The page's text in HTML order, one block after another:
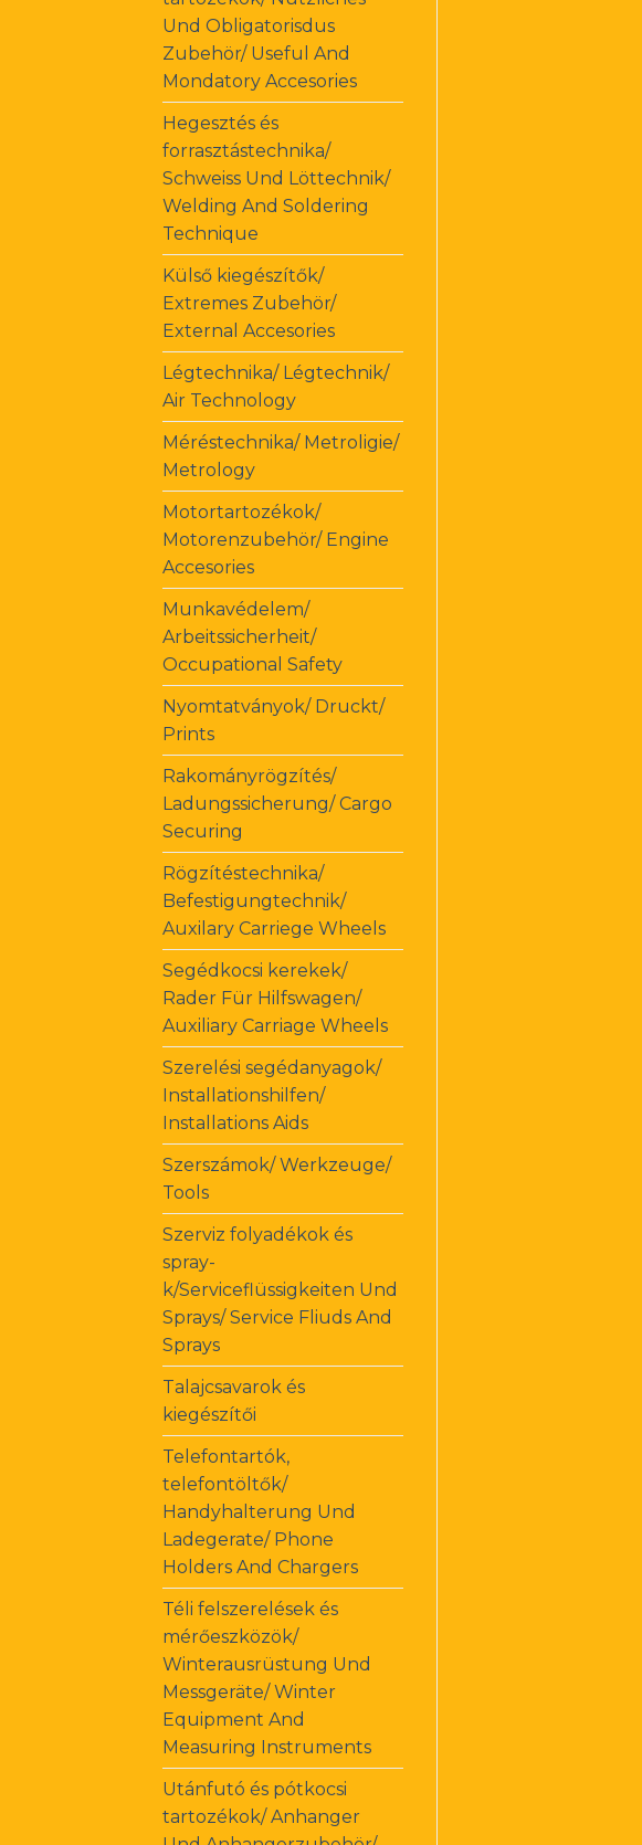
Und Obligatorisdus
Zubehör/ Useful And
Mondatory Accesories
Hegesztés és
forrasztástechnika/
Schweiss Und Löttechnik/
Welding And Soldering
Technique
Külső kiegészítők/
Extremes Zubehör/
External Accesories
Légtechnika/ Légtechnik/
Air Technology
Méréstechnika/ Metroligie/
Metrology
Motortartozékok/
Motorenzubehör/ Engine
Accesories
Munkavédelem/
Arbeitssicherheit/
Occupational Safety
Nyomtatványok/ Druckt/
Prints
Rakományrögzítés/
Ladungssicherung/ Cargo
Securing
Rögzítéstechnika/
Befestigungtechnik/
Auxilary Carriege Wheels
Segédkocsi kerekek/
Rader Für Hilfswagen/
Auxiliary Carriage Wheels
Szerelési segédanyagok/
Installationshilfen/
Installations Aids
Szerszámok/ Werkzeuge/
Tools
Szerviz folyadékok és
spray-
k/Serviceflüssigkeiten Und
Sprays/ Service Fliuds And
Sprays
Talajcsavarok és
kiegészítői
Telefontartók,
telefontöltők/
Handyhalterung Und
Ladegerate/ Phone
Holders And Chargers
Téli felszerelések és
mérőeszközök/
Winterausrüstung Und
Messgeräte/ Winter
Equipment And
Measuring Instruments
Utánfutó és pótkocsi
tartozékok/ Anhanger